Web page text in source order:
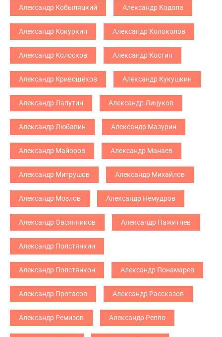
Александр Кобыляцкий Александр Кодола
Александр Кокуркин Александр Колоколов
Александр Колосков Александр Костин
Александр Кривощёков Александр Кукушкин
Александр Лапутин Александр Лицуков
Александр Любавин Александр Мазурин
Александр Майоров Александр Манаев
Александр Митрушов Александр Михайлов
Александр Мозлов Александр Немудров
Александр Овсянников Александр Пажитнев
Александр Полстянкин
Александр Полстянкон Александр Понамарев
Александр Протасов Александр Рассказов
Александр Ремизов Александр Реппо